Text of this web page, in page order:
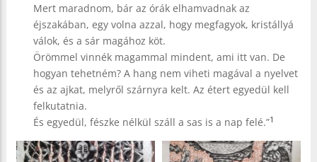
Mert maradnom, bár az órák elhamvadnak az
éjszakában, egy volna azzal, hogy megfagyok, kristállyá
válok, és a sár magához köt.
Örömmel vinnék magammal mindent, ami itt van. De
hogyan tehetném? A hang nem viheti magával a nyelvet
és az ajkat, melyről szárnyra kelt. Az étert egyedül kell
felkutatnia.
És egyedül, fészke nélkül száll a sas is a nap felé.”1